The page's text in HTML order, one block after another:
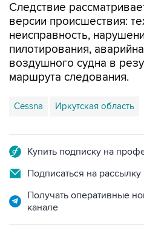
Следствие
версии происшествия:
неисправность,
пилотирования,
воздушного судна в
маршрута следования.
Cessna Иркутская область
Купить подписку на
Подписаться на
Получать оперативные
канале